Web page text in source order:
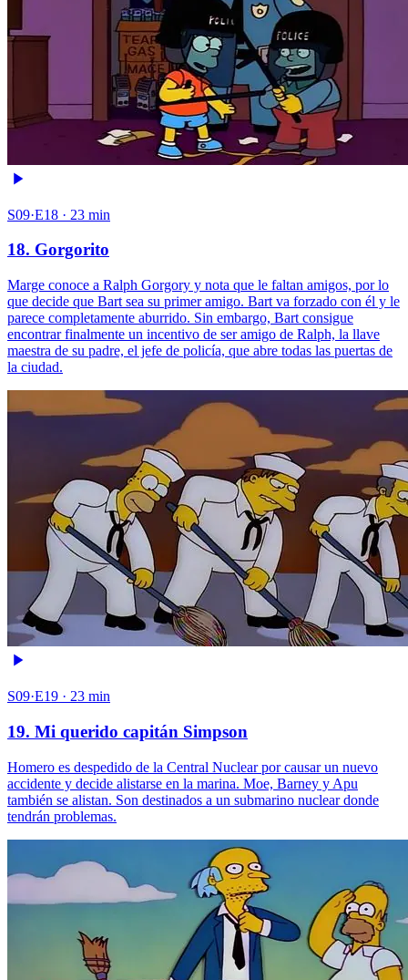
S09·E18 · 23 min
18. Gorgorito
Marge conoce a Ralph Gorgory y nota que le faltan amigos, por lo
que decide que Bart sea su primer amigo. Bart va forzado con él y le
parece completamente aburrido. Sin embargo, Bart consigue
encontrar finalmente un incentivo de ser amigo de Ralph, la llave
maestra de su padre, el jefe de policía, que abre todas las puertas de
la ciudad.
S09·E19 · 23 min
19. Mi querido capitán Simpson
Homero es despedido de la Central Nuclear por causar un nuevo
accidente y decide alistarse en la marina. Moe, Barney y Apu
también se alistan. Son destinados a un submarino nuclear donde
tendrán problemas.